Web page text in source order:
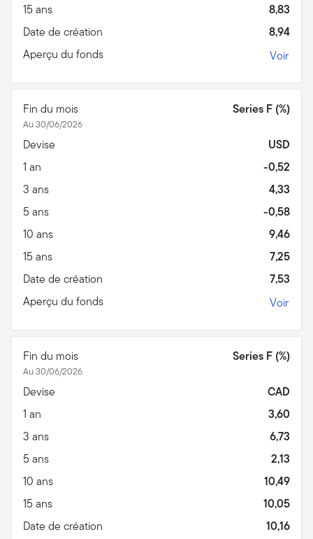
15 ans
8,83
Date de création
8,94
Aperçu du fonds
Voir
Fin du mois
Au 30/06/2026
Series F (%)
Devise
USD
1 an
-0,52
3 ans
4,33
5 ans
-0,58
10 ans
9,46
15 ans
7,25
Date de création
7,53
Aperçu du fonds
Voir
Fin du mois
Au 30/06/2026
Series F (%)
Devise
CAD
1 an
3,60
3 ans
6,73
5 ans
2,13
10 ans
10,49
15 ans
10,05
Date de création
10,16